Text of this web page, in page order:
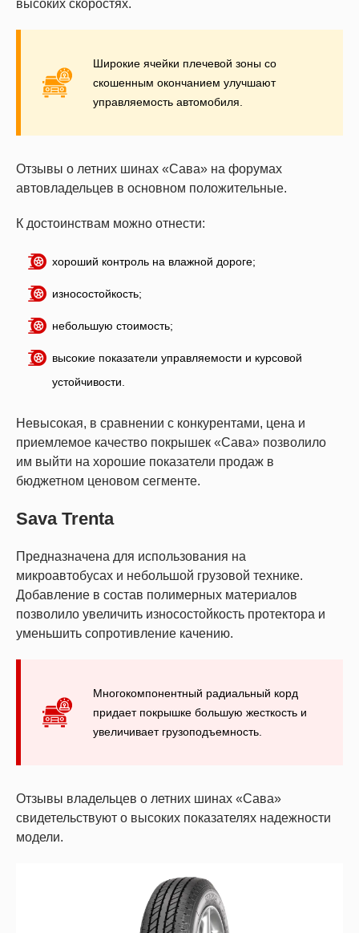
высоких скоростях.
Широкие ячейки плечевой зоны со
скошенным окончанием улучшают
управляемость автомобиля.
Отзывы о летних шинах «Сава» на форумах
автовладельцев в основном положительные.
К достоинствам можно отнести:
хороший контроль на влажной дороге;
износостойкость;
небольшую стоимость;
высокие показатели управляемости и курсовой
устойчивости.
Невысокая, в сравнении с конкурентами, цена и
приемлемое качество покрышек «Сава» позволило
им выйти на хорошие показатели продаж в
бюджетном ценовом сегменте.
Sava Trenta
Предназначена для использования на
микроавтобусах и небольшой грузовой технике.
Добавление в состав полимерных материалов
позволило увеличить износостойкость протектора и
уменьшить сопротивление качению.
Многокомпонентный радиальный корд
придает покрышке большую жесткость и
увеличивает грузоподъемность.
Отзывы владельцев о летних шинах «Сава»
свидетельствуют о высоких показателях надежности
модели.